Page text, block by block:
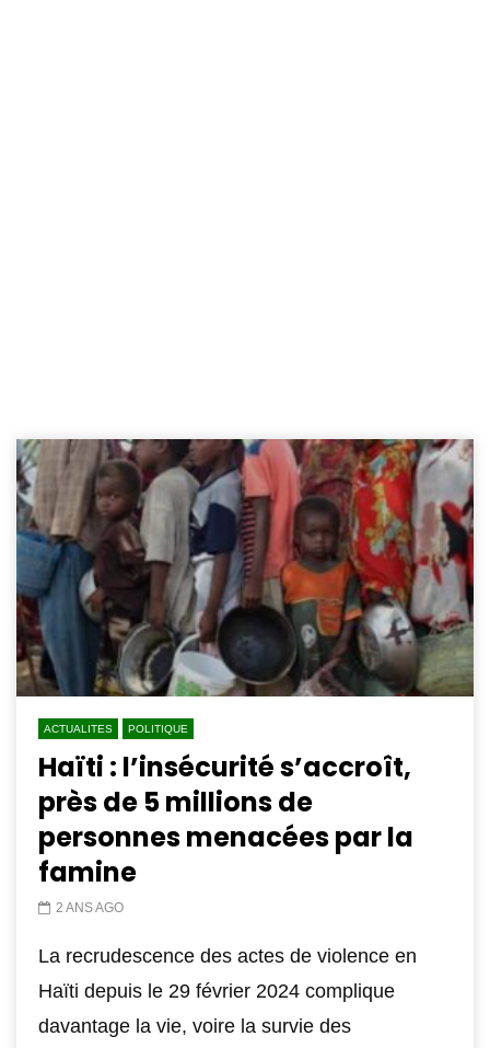
ACTUALITES POLITIQUE
Haïti : l’insécurité s’accroît,
près de 5 millions de
personnes menacées par la
famine
2 ANS AGO
La recrudescence des actes de violence en
Haïti depuis le 29 février 2024 complique
davantage la vie, voire la survie des